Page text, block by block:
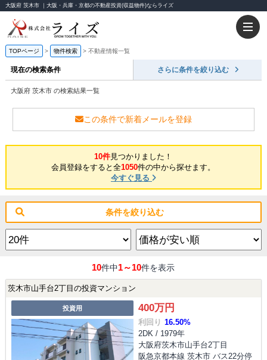
大阪府 茨木市 ｜大阪・兵庫・京都の不動産投資(収益物件)ならライズ
TOPページ 物件検索 不動産情報一覧
現在の検索条件 さらに条件を絞り込む
大阪府 茨木市 の検索結果一覧
この条件で新着メールを登録
10件見つかりました！
会員登録をすると全1050件の中から探せます。
今すぐ見る
条件を絞り込む
10件中1～10件を表示
茨木市山手台2丁目の投資マンション
投資用 400万円
利回り 16.50%
2DK / 1979年
大阪府茨木市山手台2丁目
阪急京都本線 茨木市 バス22分停